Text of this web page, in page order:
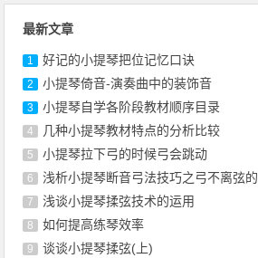
最新文章
1 好记的小提琴把位记忆口诀
2 小提琴倚音-演奏曲中的装饰音
3 小提琴自学各阶段教材顺序目录
4 几种小提琴教材特点的分析比较
5 小提琴拉下弓的时候弓会跳动
6 浅析小提琴断音弓法技巧之弓不离弦
7 浅谈小提琴揉弦技术的运用
8 如何提高练琴效率
9 谈谈小提琴揉弦(上)